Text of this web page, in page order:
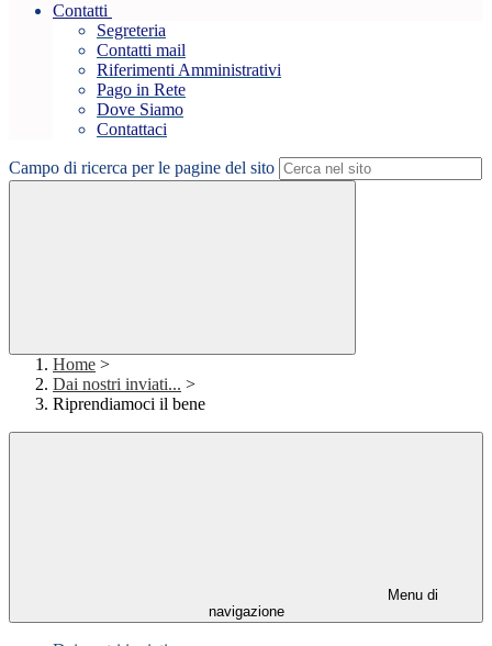
Contatti
Segreteria
Contatti mail
Riferimenti Amministrativi
Pago in Rete
Dove Siamo
Contattaci
Campo di ricerca per le pagine del sito
Home >
Dai nostri inviati... >
Riprendiamoci il bene
Menu di
navigazione